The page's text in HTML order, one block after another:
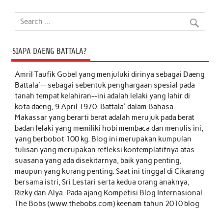
SIAPA DAENG BATTALA?
Amril Taufik Gobelyang menjuluki dirinya sebagai Daeng
Battala'-- sebagai sebentuk penghargaan spesial pada
tanah tempat kelahiran--ini adalah lelaki yang lahir di
kota daeng, 9 April 1970. Battala' dalam Bahasa
Makassar yang berarti berat adalah merujuk pada berat
badan lelaki yang memiliki hobi membaca dan menulis ini,
yang berbobot 100 kg. Blog ini merupakan kumpulan
tulisan yang merupakan refleksi kontemplatifnya atas
suasana yang ada disekitarnya, baik yang penting,
maupun yang kurang penting. Saat ini tinggal di Cikarang
bersama istri, Sri Lestari serta kedua orang anaknya,
Rizky dan Alya. Pada ajang Kompetisi Blog Internasional
The Bobs (www.thebobs.com) keenam tahun 2010 blog